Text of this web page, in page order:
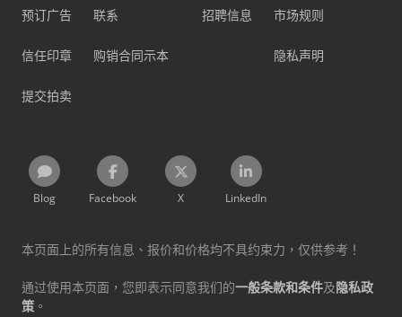
预订广告
信任印章
提交拍卖
联系
购销合同示本
招聘信息 市场规则
隐私声明
Blog Facebook X LinkedIn
本页面上的所有信息、报价和价格均不具约束力，仅供参考！
通过使用本页面，您即表示同意我们的一般条款和条件及隐私政
策 。